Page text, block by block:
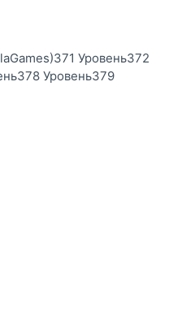
Уровень372
Уровень379